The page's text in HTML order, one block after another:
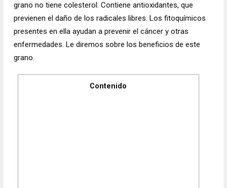
grano no tiene colesterol. Contiene antioxidantes, que
previenen el daño de los radicales libres. Los fitoquímicos
presentes en ella ayudan a prevenir el cáncer y otras
enfermedades. Le diremos sobre los beneficios de este
grano.
Contenido